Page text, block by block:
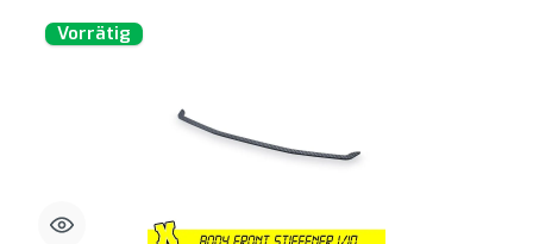
Vorrätig